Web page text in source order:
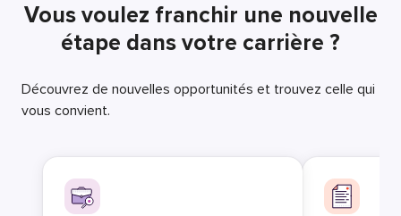
Vous voulez franchir une nouvelle
étape dans votre carrière ?
Découvrez de nouvelles opportunités et trouvez celle qui
vous convient.